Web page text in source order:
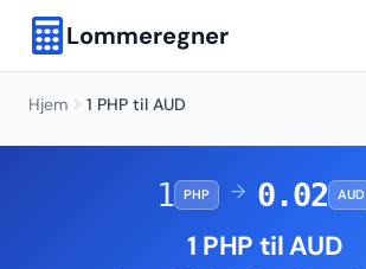
Lommeregner
Hjem 1 PHP til AUD
1 PHP → 0.02 AUD
1 PHP til AUD